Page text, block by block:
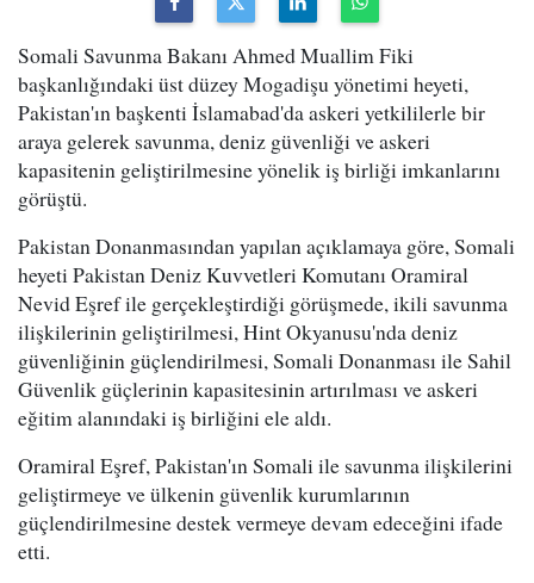
Somali Savunma Bakanı Ahmed Muallim Fiki
başkanlığındaki üst düzey Mogadişu yönetimi heyeti,
Pakistan'ın başkenti İslamabad'da askeri yetkililerle bir
araya gelerek savunma, deniz güvenliği ve askeri
kapasitenin geliştirilmesine yönelik iş birliği imkanlarını
görüştü.
Pakistan Donanmasından yapılan açıklamaya göre, Somali
heyeti Pakistan Deniz Kuvvetleri Komutanı Oramiral
Nevid Eşref ile gerçekleştirdiği görüşmede, ikili savunma
ilişkilerinin geliştirilmesi, Hint Okyanusu'nda deniz
güvenliğinin güçlendirilmesi, Somali Donanması ile Sahil
Güvenlik güçlerinin kapasitesinin artırılması ve askeri
eğitim alanındaki iş birliğini ele aldı.
Oramiral Eşref, Pakistan'ın Somali ile savunma ilişkilerini
geliştirmeye ve ülkenin güvenlik kurumlarının
güçlendirilmesine destek vermeye devam edeceğini ifade
etti.